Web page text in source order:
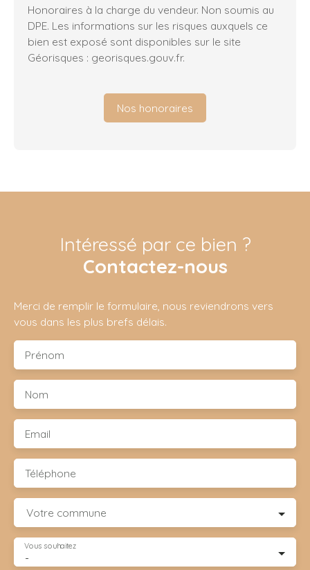
Honoraires à la charge du vendeur. Non soumis au
DPE. Les informations sur les risques auxquels ce
bien est exposé sont disponibles sur le site
Géorisques : georisques.gouv.fr.
Nos honoraires
Intéressé par ce bien ?
Contactez-nous
Merci de remplir le formulaire, nous reviendrons vers
vous dans les plus brefs délais.
Prénom
Nom
Email
Téléphone
Votre commune
-
Vous souhaitez